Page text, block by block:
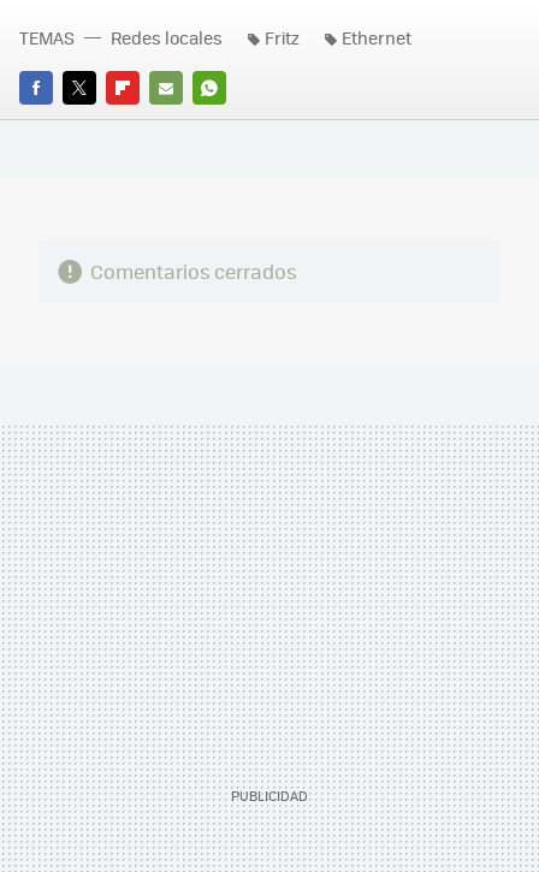
FACEBOOK
TWITTERFLIPBOARD
E-
WHATSAPP
TEMAS Redes locales Fritz Ethernet
Comentarios cerrados